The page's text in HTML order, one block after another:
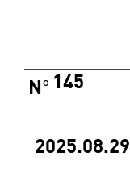
2025.08.29
145
N°